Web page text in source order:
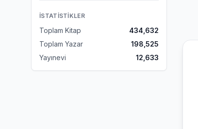
İSTATISTIKLER
Toplam Kitap
434,632
Toplam Yazar
198,525
Yayınevi
12,633